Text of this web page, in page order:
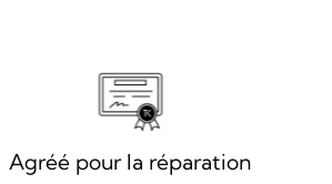
Agréé pour la réparation